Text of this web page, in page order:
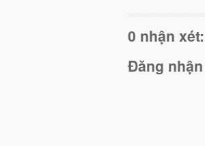
0 nhận xét:
Đăng